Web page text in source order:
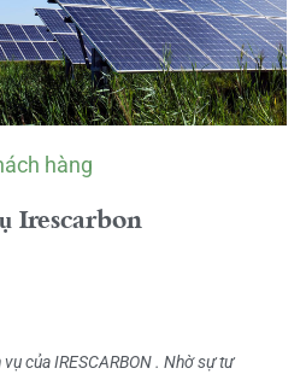
hàng
Irescarbon
của IRESCARBON . Nhờ sự tư